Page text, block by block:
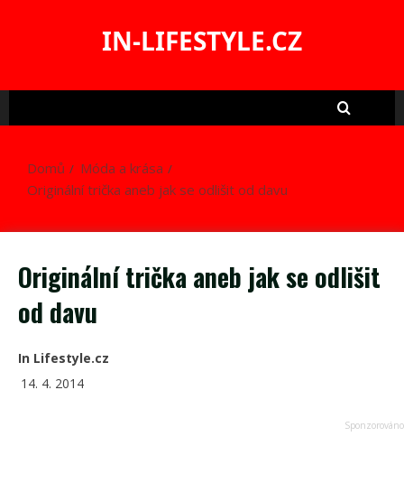
IN-LIFESTYLE.CZ
Domů
Móda a krása
Originální trička aneb jak se odlišit od davu
Originální trička aneb jak se odlišit
od davu
In Lifestyle.cz
14. 4. 2014